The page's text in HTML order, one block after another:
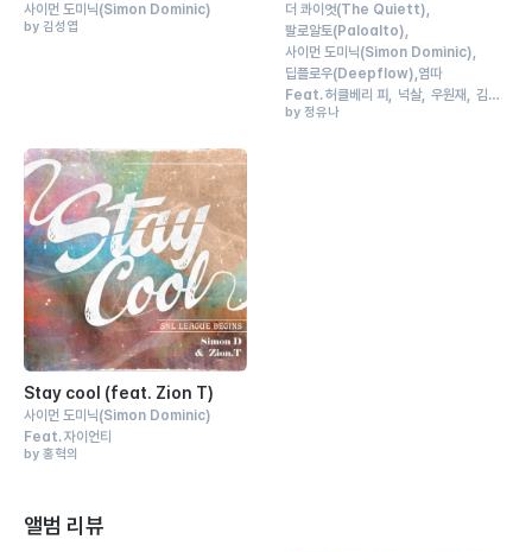
사이먼 도미닉(Simon Dominic)
by 김성엽
더 콰이엇(The Quiett)
팔로알토(Paloalto)
사이먼 도미닉(Simon Dominic)
딥플로우(Deepflow) 염따
Feat.허클베리 피 넉살 우원재
김효
은
by 정유나
Stay cool (feat. Zion T)
사이먼 도미닉(Simon Dominic)
Feat.자이언티
by 홍혁의
앨범 리뷰